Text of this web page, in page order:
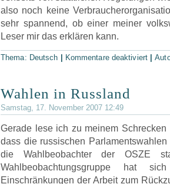
also noch keine
sehr spannend, ob einer meiner
Leser mir das erklären kann.
Thema: Deutsch Kommentare deaktiviert|
Wahlen in Russland
Samstag, 17. November 2007 12:49
Gerade lese ich zu meinem
dass die russischen
die Wahlbeobachter der OSZE
Wahlbeobachtungsgruppe hat
Einschränkungen der Arbeit zum